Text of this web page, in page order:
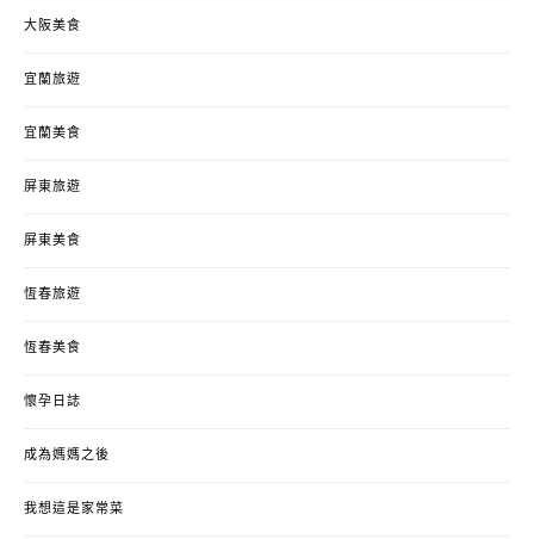
大阪美食
宜蘭旅遊
宜蘭美食
屏東旅遊
屏東美食
恆春旅遊
恆春美食
懷孕日誌
成為媽媽之後
我想這是家常菜